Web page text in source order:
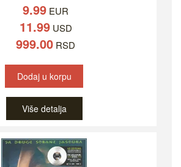
9.99 EUR
11.99USD
999.00 RSD
Dodaj u korpu
Više detalja